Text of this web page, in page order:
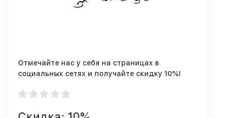
Отмечайте нас у себя на страницах в
социальных сетях и получайте скидку 10%!